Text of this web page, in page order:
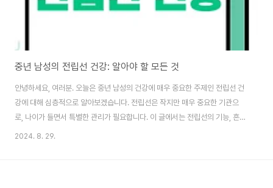
중년 남성의 전립선 건강: 알아야 할 모든 것
안녕하세요, 여러분. 오늘은 중년 남성의 건강에 매우 중요한 주제인 전립선 건
강에 대해 심층적으로 알아보겠습니다. 전립선은 작지만 매우 중요한 기관으
로, 나이가 들면서 특별한 관리가 필요합니다. 이 글에서는 전립선의 기능, 흔한
문제점들, 그리고 건강한 전립선을 유지하기 위한 방법들을 자세히 살펴보겠습
2024. 8. 29.